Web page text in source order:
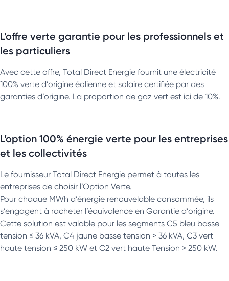
L’offre verte garantie pour les professionnels et
les particuliers
Avec cette offre, Total Direct Energie fournit une électricité
100% verte d’origine éolienne et solaire certifiée par des
garanties d’origine. La proportion de gaz vert est ici de 10%.
L’option 100% énergie verte pour les entreprises
et les collectivités
Le fournisseur Total Direct Energie permet à toutes les
entreprises de choisir l’Option Verte.
Pour chaque MWh d’énergie renouvelable consommée, ils
s’engagent à racheter l’équivalence en Garantie d’origine.
Cette solution est valable pour les segments C5 bleu basse
tension ≤ 36 kVA, C4 jaune basse tension > 36 kVA, C3 vert
haute tension ≤ 250 kW et C2 vert haute Tension > 250 kW.